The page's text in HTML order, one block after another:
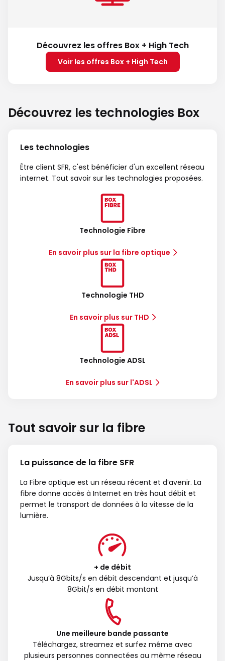
Découvrez les offres Box + High Tech
Voir les offres Box + High Tech
Découvrez les technologies Box
Les technologies
Être client SFR, c'est bénéficier d'un excellent réseau
internet. Tout savoir sur les technologies proposées.
Technologie Fibre
En savoir plus sur la fibre optique
Technologie THD
En savoir plus sur THD
Technologie ADSL
En savoir plus sur l'ADSL
Tout savoir sur la fibre
La puissance de la fibre SFR
La Fibre optique est un réseau récent et d’avenir. La
fibre donne accès à Internet en très haut débit et
permet le transport de données à la vitesse de la
lumière.
+ de débit
Jusqu’à 8Gbits/s en débit descendant et jusqu’à
8Gbit/s en débit montant
Une meilleure bande passante
Téléchargez, streamez et surfez même avec
plusieurs personnes connectées au même réseau